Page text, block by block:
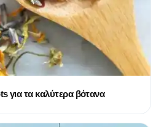
για τα καλύτερα βότανα